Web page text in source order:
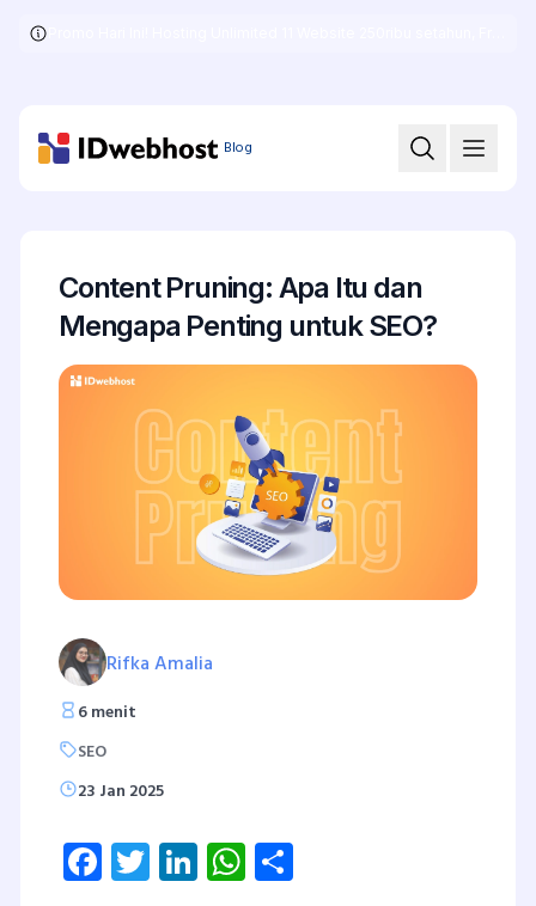
Blog
Content Pruning: Apa Itu dan
Mengapa Penting untuk SEO?
Rifka Amalia
6 menit
SEO
23 Jan 2025
Facebook
Twitter
LinkedInWhatsApp